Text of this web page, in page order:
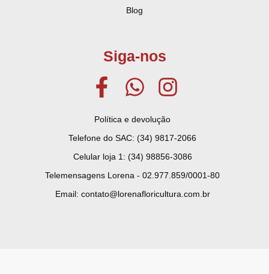
Blog
Siga-nos
Política e devolução
Telefone do SAC: (34) 9817-2066
Celular loja 1: (34) 98856-3086
Telemensagens Lorena - 02.977.859/0001-80
Email: contato@lorenafloricultura.com.br